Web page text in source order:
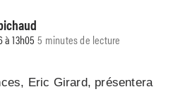
à 13h05 5 minutes de lecture
Eric Girard, présentera